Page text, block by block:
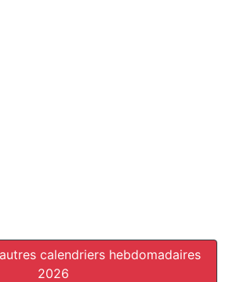
calendriers hebdomadaires
2026